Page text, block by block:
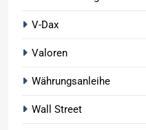
V-Dax
Valoren
Währungsanleihe
Wall Street